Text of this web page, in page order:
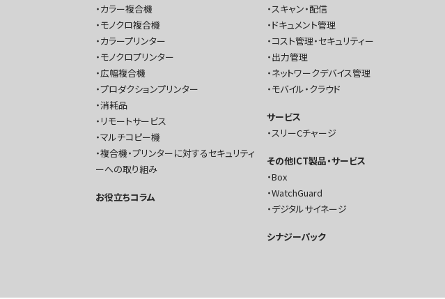
カラー複合機
モノクロ複合機
カラープリンター
モノクロプリンター
広幅複合機
プロダクションプリンター
消耗品
リモートサービス
マルチコピー機
複合機・プリンターに対するセキュリティ
ーへの取り組み
お役立ちコラム
スキャン・配信
ドキュメント管理
コスト管理・セキュリティー
出力管理
ネットワークデバイス管理
モバイル・クラウド
サービス
スリーCチャージ
その他ICT製品・サービス
Box
WatchGuard
デジタルサイネージ
シナジーパック